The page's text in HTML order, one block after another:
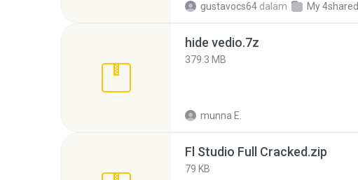
gustavocs64 dalam My 4shared
hide vedio.7z
379.3 MB
munna E.
Fl Studio Full Cracked.zip
79 KB